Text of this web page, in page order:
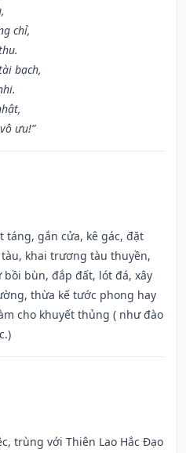
chỉ,
bạch,
ưu!”
táng, gắn cửa, kê gác, đặt
khai trương tàu thuyền,
bùn, đắp đất, lót đá, xây
thừa kế tước phong hay
cho khuyết thủng ( như đào
trùng với Thiên Lao Hắc Đạo